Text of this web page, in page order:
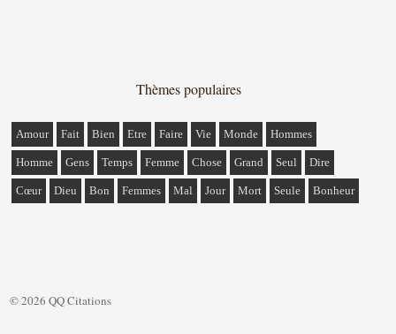
Thèmes populaires
Amour Fait Bien Etre Faire Vie Monde Hommes
Homme Gens Temps Femme Chose Grand Seul Dire
Cœur Dieu Bon Femmes Mal Jour Mort Seule Bonheur
© 2026 QQ Citations